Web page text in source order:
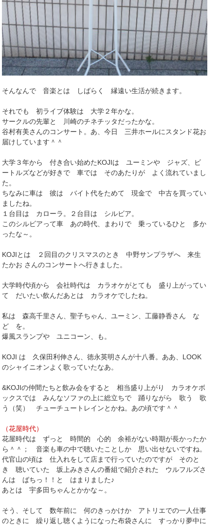
そんなんで 音楽とは しばらく 縁遠い生活が続きます。
それでも 初ライブ体験は 大学２年かな。
サークルの先輩と 川崎のチネチッタだったかな。
谷村有美さんのコンサート。あ、今日 三井ホールにスタンド花お
届けしています＾＾
大学３年から 付き合い始めたKOJIは ユーミンや ジャズ、ビ
ートルズなどが好きで 車では そのあたりが よく流れていまし
た。
ちなみに車は 彼は バイト代をためて 現金で 中古を買ってい
ましたね。
１台目は カローラ。２台目は シルビア。
このシルビアって車 あの時代、まわりで 乗っているひと 多か
ったな～。
KOJIとは ２回目のクリスマスのとき 中野サンプラザへ 来生
たかお さんのコンサートへ行きました。
大学時代頃から 会社時代は カラオケがとても 盛り上がってい
て だいたい飲んだあとは カラオケでしたね。
私は 森高千里さん、聖子ちゃん、ユーミン、工藤静香さん な
ど を。
爆風スランプや ユニコーン、も。
KOJI は 久保田利伸さん、徳永英明さんが十八番。ああ、LOOK
のシャイニオンよく歌っていたなあ。
&KOJIの仲間たちと飲み会をすると 相当盛り上がり カラオケボ
ックスでは みんなソファの上に総立ちで 踊りながら 歌う 歌
う（笑） チューチュートレインとかね。あの頃です＾＾
（花屋時代）
花屋時代は ずっと 時間的 心的 余裕がない時期が長かったか
ら＾＾； 音楽も車の中で聴いたことしか 思い出せないですね。
代官山の頃は 仕入れをして店まで行っていたのですが そのと
き 聴いていた 坂上みきさんの番組で紹介された ウルフルズさ
んは ばちっ！！と はまりました♪
あとは 宇多田ちゃんとかかな～。
そう、そして 数年前に 何のきっかけか アトリエでの一人仕事
のときに 繰り返し聴くようになった布袋さんに すっかり夢中に